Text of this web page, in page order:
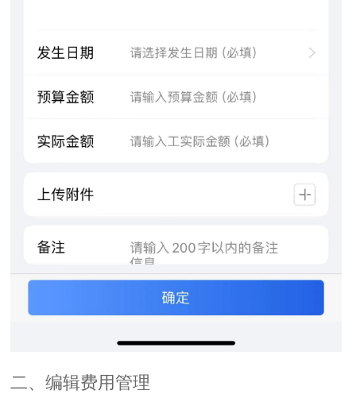
二、编辑费用管理